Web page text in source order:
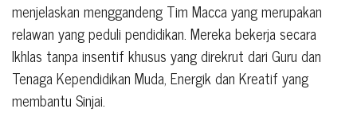
menjelaskan menggandeng Tim Macca yang merupakan
relawan yang peduli pendidikan. Mereka bekerja secara
Ikhlas tanpa insentif khusus yang direkrut dari Guru dan
Tenaga Kependidikan Muda, Energik dan Kreatif yang
membantu Sinjai.